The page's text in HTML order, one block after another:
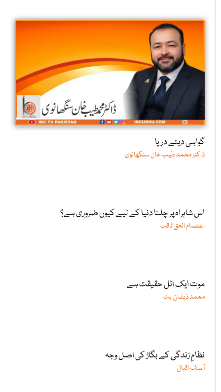
گواہی دیتے دریا
ڈاکٹر محمد طیب خان سنگھانوی
اس شاہراہ پر چلنا دنیا کے لیے کیوں ضروری ہے؟
اعتصام الحق ثاقب
موت ایک اٹل حقیقت ہے
محمد ذیشان بٹ
نظامِ زندگی کے بگاڑ کی اصل وجہ
آصف اقبال